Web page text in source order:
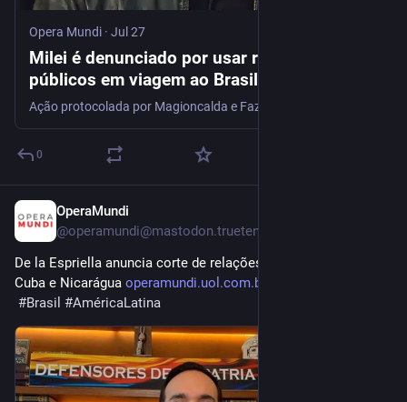
Opera Mundi · Jul 27
Milei é denunciado por usar recursos
públicos em viagem ao Brasil para apoiar
Flávio Bolsonaro
0
OperaMundi
@operamundi@mastodon.trueten.de
De la Espriella anuncia corte de relações da Colômbia com
Cuba e Nicarágua operamundi.uol.com.br/america-
#Brasil #AméricaLatina